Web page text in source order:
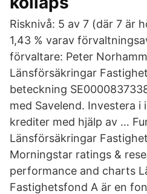
Risknivå: 5 av 7 (där 7 är
1,43 % varav
förvaltare: Peter
Länsförsäkringar
beteckning
med Savelend. Investera
krediter med hjälp av …
Länsförsäkringar
Morningstar ratings &
performance and charts
Fastighetsfond A är en